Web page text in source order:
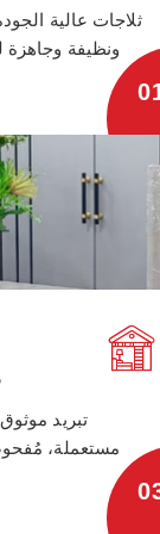
ثلاجات عالية
ونظيفة وجاهزة
تبريد
مستعملة،